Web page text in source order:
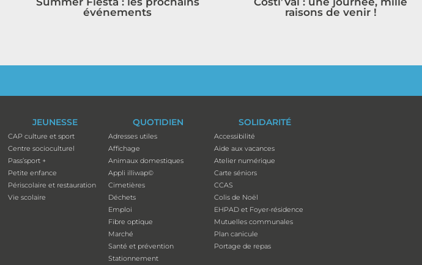
événements
raisons de venir !
JEUNESSE
CAP culture et sport
Centre socioculturel
Pass’sport +
Petite enfance
Périscolaire et restauration
Vie scolaire
QUOTIDIEN
Adresses utiles
Affichage
Animaux domestiques
Appli illiwap©
Cimetières
Déchets
Emploi
Fibre optique
Marché
Santé et prévention
Stationnement
SOLIDARITÉ
Accessibilité
Aide aux vacances
Atelier numérique
Carte séniors
CCAS
Colis de Noël
EHPAD et Foyer-résidence
Mutuelles communales
Plan canicule
Portage de repas